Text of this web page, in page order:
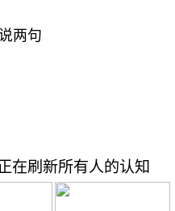
两句
在刷新所有人的认知